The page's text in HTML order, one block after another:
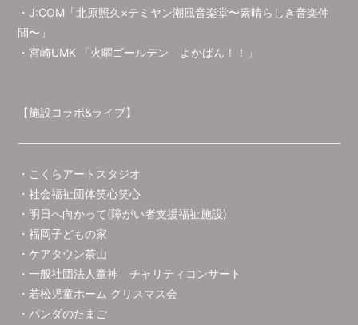
・J:COM「北原照久×テミヤン潮風音楽堂〜素晴らしき音楽仲
間〜」
・宮崎UMK 「火曜ゴールデン よかばん！！」
【施設コラボ&ライブ】
・こくらアートスタジオ
・社会福祉団体笑心笑心
・明日へ向かって(障がい者支援福祉施設)
・福岡子どもの家
・ケアタウン茶山
・一般社団法人童神 チャリティコンサート
・若松児童ホーム クリスマス会
・パンダのたまご